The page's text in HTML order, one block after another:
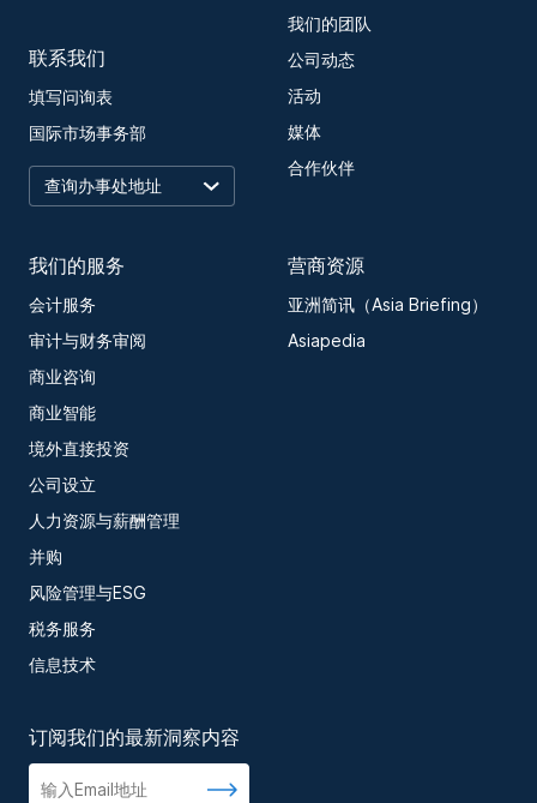
联系我们
填写问询表
国际市场事务部
我们的团队
公司动态
活动
媒体
合作伙伴
我们的服务
会计服务
审计与财务审阅
商业咨询
商业智能
境外直接投资
公司设立
人力资源与薪酬管理
并购
风险管理与ESG
税务服务
信息技术
营商资源
亚洲简讯（Asia Briefing）
Asiapedia
订阅我们的最新洞察内容